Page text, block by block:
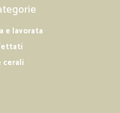
bravissimi complimenti alla…
complimenti alla prossima
e lavorata
cerali